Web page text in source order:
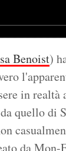
Benoist)
in
quello di